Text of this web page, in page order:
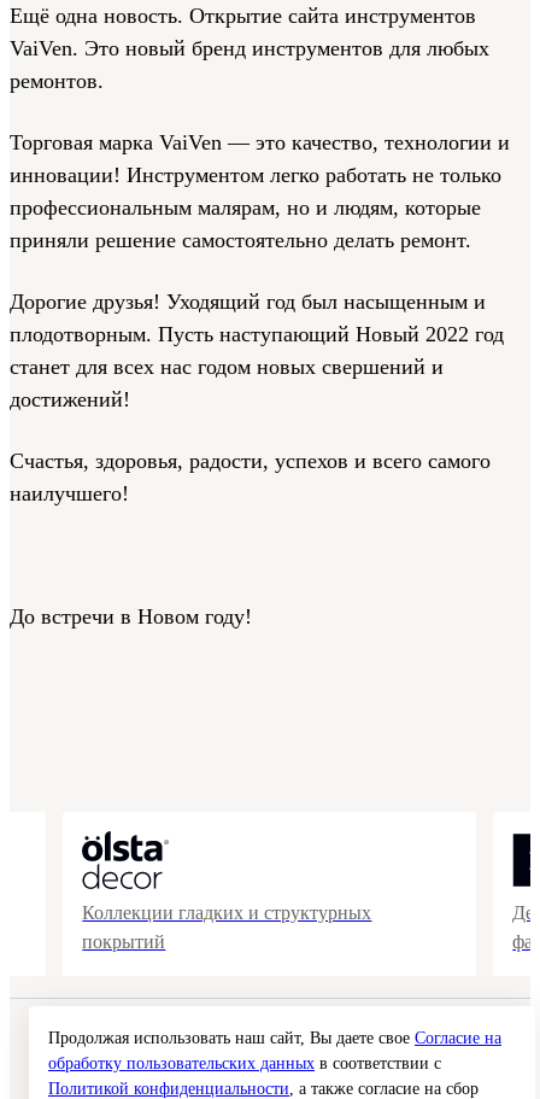
Ещё одна новость. Открытие сайта инструментов
VaiVen. Это новый бренд инструментов для любых
ремонтов.
Торговая марка VaiVen — это качество, технологии и
инновации! Инструментом легко работать не только
профессиональным малярам, но и людям, которые
приняли решение самостоятельно делать ремонт.
Дорогие друзья! Уходящий год был насыщенным и
плодотворным. Пусть наступающий Новый 2022 год
станет для всех нас годом новых свершений и
достижений!
Счастья, здоровья, радости, успехов и всего самого
наилучшего!
До встречи в Новом году!
Коллекции гладких и структурных
покрытий
© 2026 Interra Deco Group
Согласие на обработку персональных данных
Публичная оферта
Продолжая использовать наш сайт, Вы даете свое Согласие на
обработку пользовательских данных в соответствии с
Политикой конфиденциальности, а также согласие на сбор